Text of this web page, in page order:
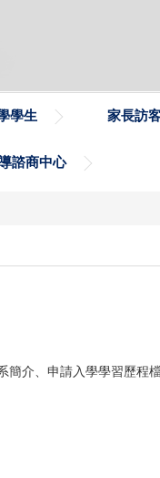
學生 家長訪
諮商中心
介、申請入學學習歷程